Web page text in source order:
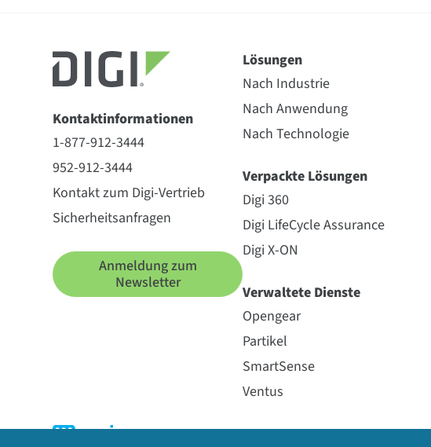
Kontaktinformationen
1-877-912-3444
952-912-3444
Kontakt zum Digi-Vertrieb
Sicherheitsanfragen
Anmeldung zum
Newsletter
Lösungen
Nach Industrie
Nach Anwendung
Nach Technologie
Verpackte Lösungen
Digi 360
Digi LifeCycle Assurance
Digi X-ON
Verwaltete Dienste
Opengear
Partikel
SmartSense
Ventus